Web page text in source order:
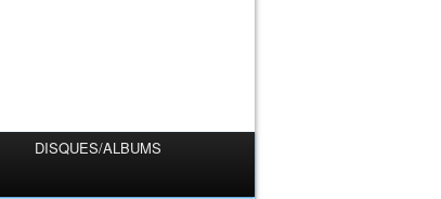
DISQUES/ALBUMS